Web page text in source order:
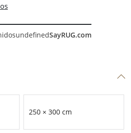
undefinedSayRUG.com
250 × 300 cm